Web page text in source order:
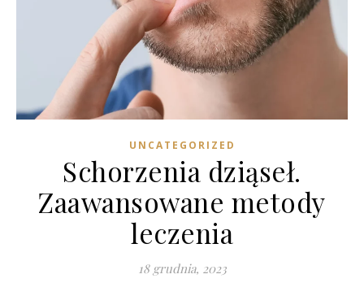
UNCATEGORIZED
Schorzenia dziąseł.
Zaawansowane metody
leczenia
18 grudnia, 2023